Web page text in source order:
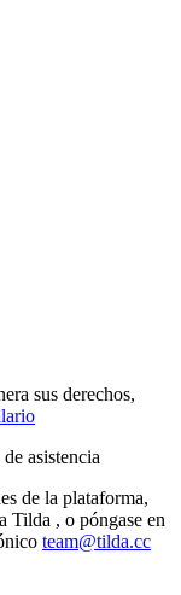
sus derechos,
asistencia
de la plataforma,
Tilda , o póngase en
team@tilda.cc